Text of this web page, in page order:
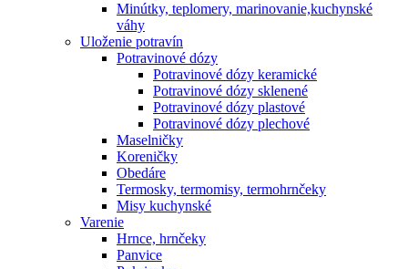
Minútky, teplomery, marinovanie,kuchynské
váhy
Uloženie potravín
Potravinové dózy
Potravinové dózy keramické
Potravinové dózy sklenené
Potravinové dózy plastové
Potravinové dózy plechové
Maselničky
Koreničky
Obedáre
Termosky, termomisy, termohrnčeky
Misy kuchynské
Varenie
Hrnce, hrnčeky
Panvice